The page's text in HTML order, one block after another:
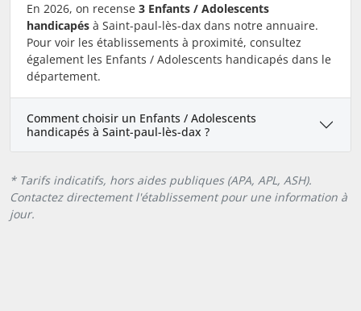
En 2026, on recense 3 Enfants / Adolescents
handicapés à Saint-paul-lès-dax dans notre annuaire.
Pour voir les établissements à proximité, consultez
également les Enfants / Adolescents handicapés dans le
département.
Comment choisir un Enfants / Adolescents
handicapés à Saint-paul-lès-dax ?
* Tarifs indicatifs, hors aides publiques (APA, APL, ASH).
Contactez directement l'établissement pour une information à
jour.